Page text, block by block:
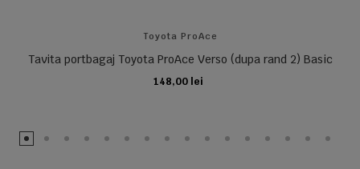
Toyota ProAce
Tavita portbagaj Toyota ProAce Verso (dupa rand 2) Basic
148,00 lei
ADAUGA IN COS